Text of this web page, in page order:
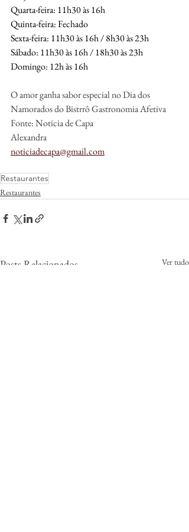
Quarta-feira: 11h30 às 16h
Quinta-feira: Fechado
Sexta-feira: 11h30 às 16h / 8h30 às 23h
Sábado: 11h30 às 16h / 18h30 às 23h
Domingo: 12h às 16h
O amor ganha sabor especial no Dia dos
Namorados do Bistrrô Gastronomia Afetiva
Fonte: Noticia de Capa
Alexandra
noticiadecapa@gmail.com
Restaurantes
Restaurantes
Posts Relacionados Ver tudo